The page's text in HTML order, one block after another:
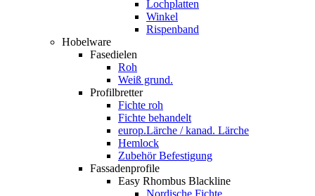
Lochplatten
Winkel
Rispenband
Hobelware
Fasedielen
Roh
Weiß grund.
Profilbretter
Fichte roh
Fichte behandelt
europ.Lärche / kanad. Lärche
Hemlock
Zubehör Befestigung
Fassadenprofile
Easy Rhombus Blackline
Nordische Fichte